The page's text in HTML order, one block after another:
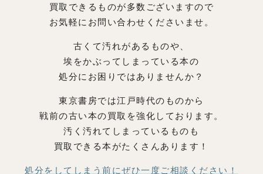
買取できるものが多数ございますので
お気軽にお問い合わせくださいませ。
古くて汚れがあるものや、
埃をかぶってしまっている本の
処分にお困りではありませんか？
東京書房では江戸時代のものから
戦前の古い本の買取を強化しております。
汚く汚れてしまっているものも
買取できる本がたくさんあります！
処分をしてしまう前にぜひ一度ご相談ください！